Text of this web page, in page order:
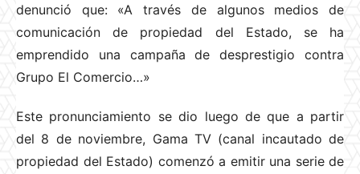
denunció que: «A través de algunos medios de
comunicación de propiedad del Estado, se ha
emprendido una campaña de desprestigio contra
Grupo El Comercio…»
Este pronunciamiento se dio luego de que a partir
del 8 de noviembre, Gama TV (canal incautado de
propiedad del Estado) comenzó a emitir una serie de